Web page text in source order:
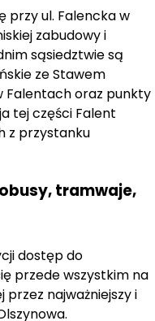
domów przy
związanych z ich
w sposób
na strefę dzienną i
codziennego
stanowi
duże przeszklenia
wnętrz i potęgują
m.in.ogrzewanie
użytkowania w
posiada również
przy ul. Falencka w
zabudowy i
sąsiedztwie są
ze Stawem
Falentach oraz punkty
tej części Falent
z przystanku
tramwaje,
dostęp do
przede wszystkim na
przez najważniejszy i